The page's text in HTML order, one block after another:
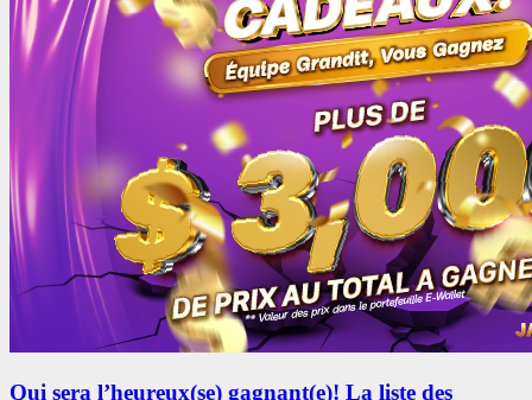
Qui sera l’heureux(se) gagnant(e)! La liste des